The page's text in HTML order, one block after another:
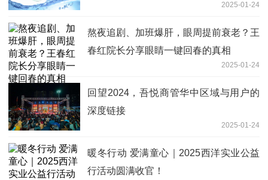
2025-01-24
熬夜追剧、加班爆肝，眼周提前衰老？王
春红院长分享眼睛一键回春的真相
2025-01-24
回望2024，吾悦商管华中区域与用户的
深度链接
2025-01-24
暖冬行动 爱满童心｜2025西洋实业公益
行活动圆满收官！